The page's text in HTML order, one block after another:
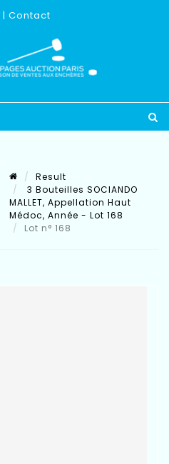
| Contact
Result
3 Bouteilles SOCIANDO
MALLET, Appellation Haut
Médoc, Année - Lot 168
Lot n° 168